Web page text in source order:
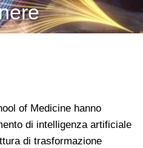
of Medicine hanno
di intelligenza artificiale
di trasformazione